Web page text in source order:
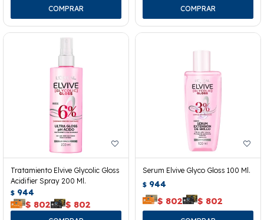
Tratamiento Elvive Glycolic Gloss
Acidifier Spray 200 Ml.
$ 944
$ 802 $ 802
Serum Elvive Glyco Gloss 100 Ml.
$ 944
$ 802 $ 802